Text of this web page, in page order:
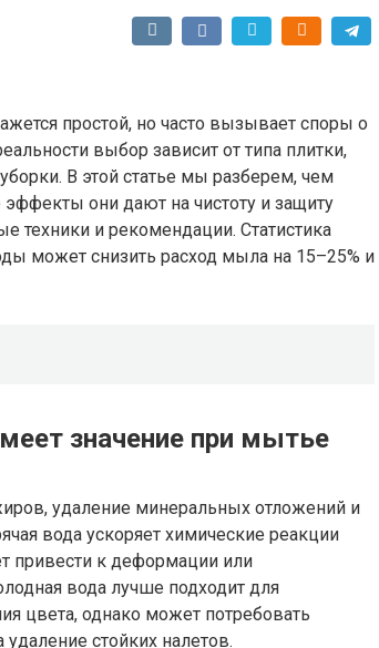
простой, но часто вызывает споры о
выбор зависит от типа плитки,
В этой статье мы разберем, чем
эффекты они дают на чистоту и защиту
техники и рекомендации. Статистика
может снизить расход мыла на 15–25% и
значение при мытье
удаление минеральных отложений и
вода ускоряет химические реакции
к деформации или
вода лучше подходит для
цвета, однако может потребовать
стойких налетов.